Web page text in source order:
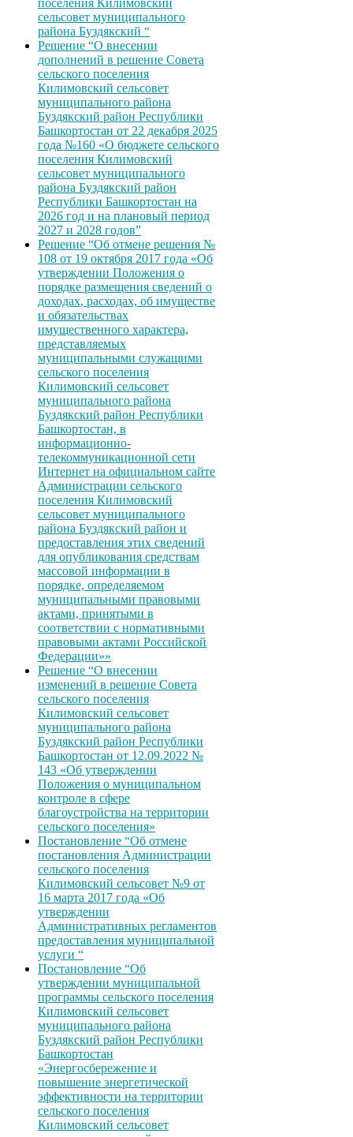
поселения Килимовский
сельсовет муниципального
района Буздякский “
Решение “О внесении
дополнений в решение Совета
сельского поселения
Килимовский сельсовет
муниципального района
Буздякский район Республики
Башкортостан от 22 декабря 2025
года №160 «О бюджете сельского
поселения Килимовский
сельсовет муниципального
района Буздякский район
Республики Башкортостан на
2026 год и на плановый период
2027 и 2028 годов”
Решение “Об отмене решения №
108 от 19 октября 2017 года «Об
утверждении Положения о
порядке размещения сведений о
доходах, расходах, об имуществе
и обязательствах
имущественного характера,
представляемых
муниципальными служащими
сельского поселения
Килимовский сельсовет
муниципального района
Буздякский район Республики
Башкортостан, в
информационно-
телекоммуникационной сети
Интернет на официальном сайте
Администрации сельского
поселения Килимовский
сельсовет муниципального
района Буздякский район и
предоставления этих сведений
для опубликования средствам
массовой информации в
порядке, определяемом
муниципальными правовыми
актами, принятыми в
соответствии с нормативными
правовыми актами Российской
Федерации»»
Решение “О внесении
изменений в решение Совета
сельского поселения
Килимовский сельсовет
муниципального района
Буздякский район Республики
Башкортостан от 12.09.2022 №
143 «Об утверждении
Положения о муниципальном
контроле в сфере
благоустройства на территории
сельского поселения»
Постановление “Об отмене
постановления Администрации
сельского поселения
Килимовский сельсовет №9 от
16 марта 2017 года «Об
утверждении
Административных регламентов
предоставления муниципальной
услуги “
Постановление “Об
утверждении муниципальной
программы сельского поселения
Килимовский сельсовет
муниципального района
Буздякский район Республики
Башкортостан
«Энергосбережение и
повышение энергетической
эффективности на территории
сельского поселения
Килимовский сельсовет